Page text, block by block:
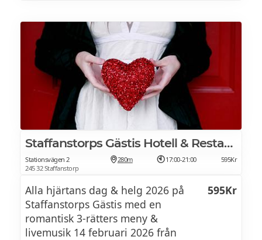
Staffanstorps Gästis Hotell & Restaurang
Stationsvägen 2
245 32 Staffanstorp
280m 17:00-21:00 595Kr
Alla hjärtans dag & helg 2026 på
Staffanstorps Gästis med en
romantisk 3-rätters meny &
livemusik 14 februari 2026 från
595Kr